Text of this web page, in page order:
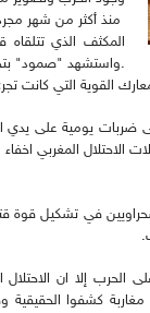
منذ أكثر من شهر مجرد
المكثف الذي
.واستشهد "صمود"
القوية التي كانت تجري
ضربات يومية على
المغربي
في تشكيل قوة
الحرب إلا ان
كشفوا الحقيقية